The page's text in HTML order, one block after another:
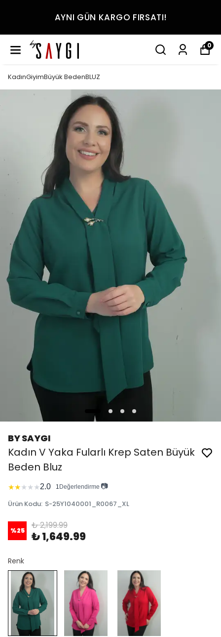
AYNI GÜN KARGO FIRSATI!
0
KadınGiyimBüyük BedenBLUZ
BY SAYGI
Kadın V Yaka Fularlı Krep Saten Büyük
Beden Bluz
★★★★★2.0 1 Değerlendirme 📷
Ürün Kodu: S-25Y1040001_R0067_XL
%25 ₺ 2,199.99
₺ 1,649.99
Renk